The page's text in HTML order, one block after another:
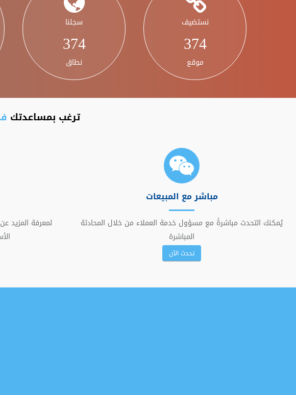
نستضيف
468
موقع
سجلنا
468
نطاق
ترغب بمساعدتك
مباشر مع المبيعات
يُمكنك التحدث مباشرةً مع مسؤول خدمة العملاء من خلال المحادثة
المباشرة
تحدث الآن
لمعرفة المزيد